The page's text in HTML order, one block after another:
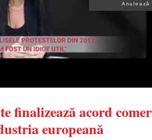
Anulează
finalizează acord
europeană